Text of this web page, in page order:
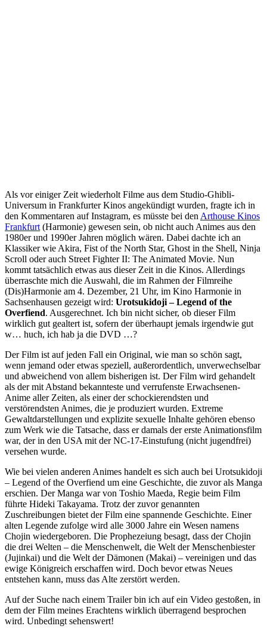
Als vor einiger Zeit wiederholt Filme aus dem Studio-Ghibli-
Universum in Frankfurter Kinos angekündigt wurden, fragte ich in
den Kommentaren auf Instagram, es müsste bei den Arthouse Kinos
Frankfurt (Harmonie) gewesen sein, ob nicht auch Animes aus den
1980er und 1990er Jahren möglich wären. Dabei dachte ich an
Klassiker wie Akira, Fist of the North Star, Ghost in the Shell, Ninja
Scroll oder auch Street Fighter II: The Animated Movie. Nun
kommt tatsächlich etwas aus dieser Zeit in die Kinos. Allerdings
überraschte mich die Auswahl, die im Rahmen der Filmreihe
(Dis)Harmonie am 4. Dezember, 21 Uhr, im Kino Harmonie in
Sachsenhausen gezeigt wird: Urotsukidoji – Legend of the
Overfiend. Ausgerechnet. Ich bin nicht sicher, ob dieser Film
wirklich gut gealtert ist, sofern der überhaupt jemals irgendwie gut
w… huch, ich hab ja die DVD …?
Der Film ist auf jeden Fall ein Original, wie man so schön sagt,
wenn jemand oder etwas speziell, außerordentlich, unverwechselbar
und abweichend von allem bisherigen ist. Der Film wird gehandelt
als der mit Abstand bekannteste und verrufenste Erwachsenen-
Anime aller Zeiten, als einer der schockierendsten und
verstörendsten Animes, die je produziert wurden. Extreme
Gewaltdarstellungen und explizite sexuelle Inhalte gehören ebenso
zum Werk wie die Tatsache, dass er damals der erste Animationsfilm
war, der in den USA mit der NC-17-Einstufung (nicht jugendfrei)
versehen wurde.
Wie bei vielen anderen Animes handelt es sich auch bei Urotsukidoji
– Legend of the Overfiend um eine Geschichte, die zuvor als Manga
erschien. Der Manga war von Toshio Maeda, Regie beim Film
führte Hideki Takayama. Trotz der zuvor genannten
Zuschreibungen bietet der Film eine spannende Geschichte. Einer
alten Legende zufolge wird alle 3000 Jahre ein Wesen namens
Chojin wiedergeboren. Die Prophezeiung besagt, dass der Chojin
die drei Welten – die Menschenwelt, die Welt der Menschenbiester
(Jujinkai) und die Welt der Dämonen (Makai) – vereinigen und das
ewige Königreich erschaffen wird. Doch bevor etwas Neues
entstehen kann, muss das Alte zerstört werden.
Auf der Suche nach einem Trailer bin ich auf ein Video gestoßen, in
dem der Film meines Erachtens wirklich überragend besprochen
wird. Unbedingt sehenswert!